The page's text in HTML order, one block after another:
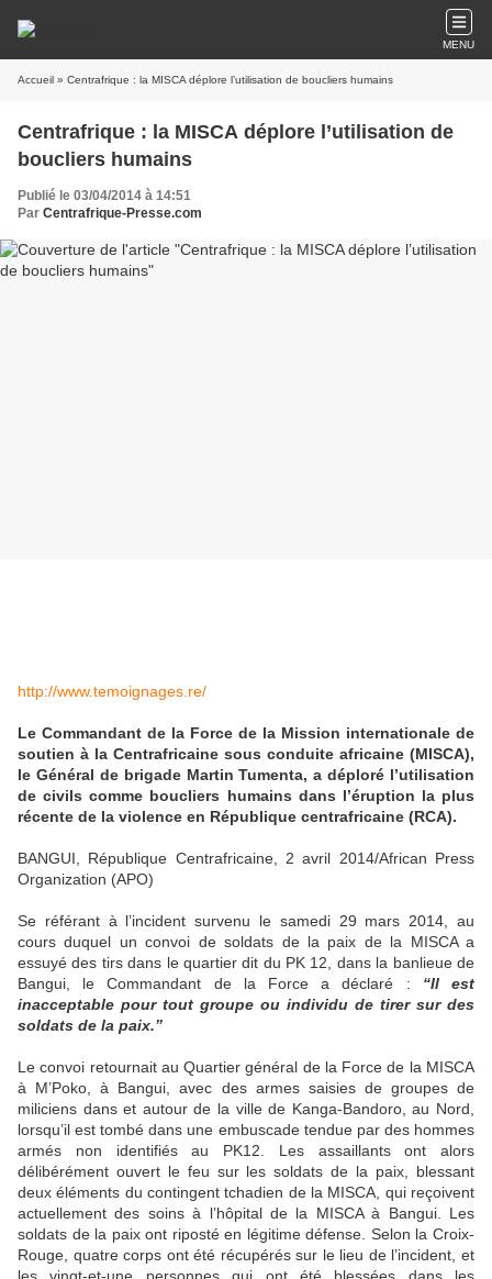
MENU
Accueil » Centrafrique : la MISCA déplore l’utilisation de boucliers humains
Centrafrique : la MISCA déplore l’utilisation de
boucliers humains
Publié le 03/04/2014 à 14:51
Par Centrafrique-Presse.com
http://www.temoignages.re/
Le Commandant de la Force de la Mission internationale de
soutien à la Centrafricaine sous conduite africaine (MISCA),
le Général de brigade Martin Tumenta, a déploré l’utilisation
de civils comme boucliers humains dans l’éruption la plus
récente de la violence en République centrafricaine (RCA).
BANGUI, République Centrafricaine, 2 avril 2014/African Press
Organization (APO)
Se référant à l’incident survenu le samedi 29 mars 2014, au
cours duquel un convoi de soldats de la paix de la MISCA a
essuyé des tirs dans le quartier dit du PK 12, dans la banlieue de
Bangui, le Commandant de la Force a déclaré : “Il est
inacceptable pour tout groupe ou individu de tirer sur des
soldats de la paix.”
Le convoi retournait au Quartier général de la Force de la MISCA
à M’Poko, à Bangui, avec des armes saisies de groupes de
miliciens dans et autour de la ville de Kanga-Bandoro, au Nord,
lorsqu’il est tombé dans une embuscade tendue par des hommes
armés non identifiés au PK12. Les assaillants ont alors
délibérément ouvert le feu sur les soldats de la paix, blessant
deux éléments du contingent tchadien de la MISCA, qui reçoivent
actuellement des soins à l’hôpital de la MISCA à Bangui. Les
soldats de la paix ont riposté en légitime défense. Selon la Croix-
Rouge, quatre corps ont été récupérés sur le lieu de l’incident, et